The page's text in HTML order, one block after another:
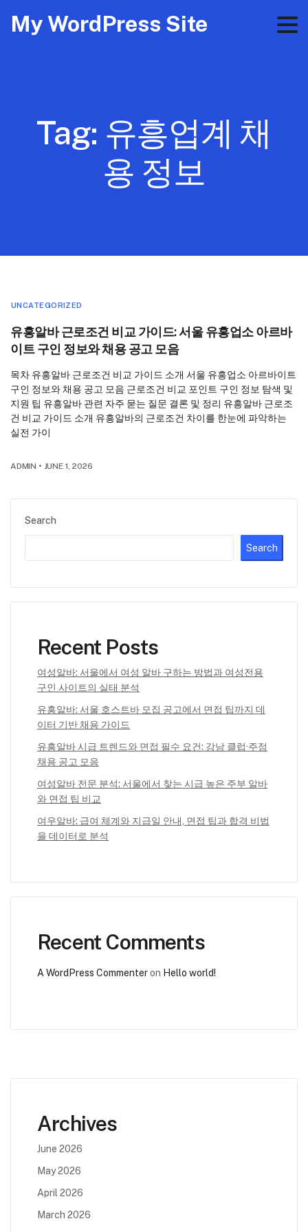
My WordPress Site
Tag: 유흥업계 채
용 정보
Search
Search
Recent Posts
여성알바: 서울에서 여성 알바 구하는 방법과 여성전용
구인 사이트의 실태 분석
유흥알바: 서울 호스트바 모집 공고에서 면접 팁까지 데
이터 기반 채용 가이드
유흥알바 시급 트렌드와 면접 필수 요건: 강남 클럽·주점
채용 공고 모음
여성알바 전문 분석: 서울에서 찾는 시급 높은 주부 알바
와 면접 팁 비교
여우알바: 급여 체계와 지급일 안내, 면접 팁과 합격 비법
을 데이터로 분석
Recent Comments
A WordPress Commenteron Hello world!
UNCATEGORIZED
유흥알바 근로조건 비교 가이드: 서울 유흥업소 아르바
이트 구인 정보와 채용 공고 모음
목차 유흥알바 근로조건 비교 가이드 소개 서울 유흥업소 아르바이트
구인 정보와 채용 공고 모음 근로조건 비교 포인트 구인 정보 탐색 및
지원 팁 유흥알바 관련 자주 묻는 질문 결론 및 정리 유흥알바 근로조
건 비교 가이드 소개 유흥알바의 근로조건 차이를 한눈에 파악하는
실전 가이
ADMIN • JUNE 1, 2026
Archives
June 2026
May 2026
April 2026
March 2026